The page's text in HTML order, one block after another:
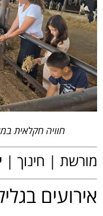
חוויה חקלאית
מורשת | חינוך |
אירועים